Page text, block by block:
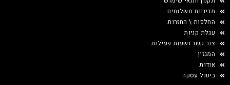
מדיניות משלוחים
החלפות \ החזרות
עגלת קניות
צור קשר ושעות פעילות
המגזין
אודות
ביטול עסקה